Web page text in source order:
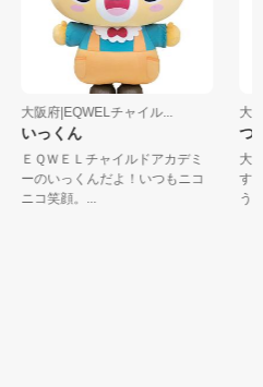
大阪府|EQWELチャイル...
いっくん
ＥＱＷＥＬチャイルドアカデミ
ーのいっくんだよ！いつもニコ
ニコ笑顔。...
大阪
つ
大阪
す。
う」